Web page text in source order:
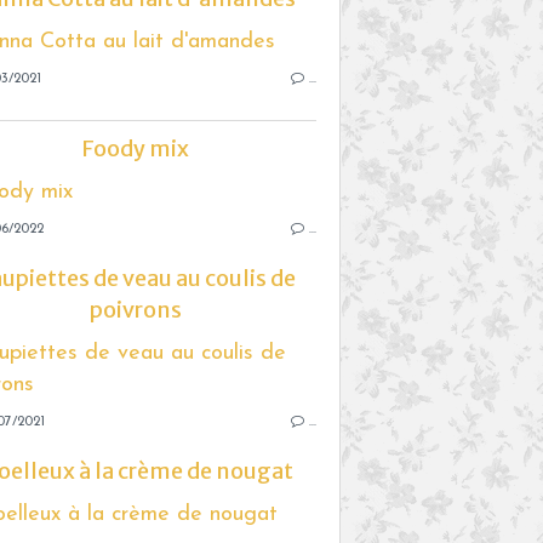
2021 …
Foody mix
2022 …
de veau au coulis de
poivrons
2021 …
à la crème de nougat